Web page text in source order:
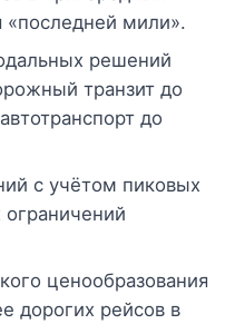
«последней мили».
решений
транзит до
до
с учётом пиковых
ценообразования
дорогих рейсов в